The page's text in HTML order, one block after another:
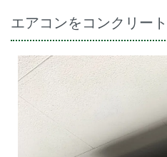
エアコンをコンクリー